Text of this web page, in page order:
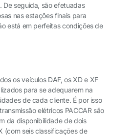
De seguida, são efetuadas
nas estações finais para
está em perfeitas condições de
os veículos DAF, os XD e XF
para se adequarem na
de cada cliente. É por isso
elétricos PACCAR são
da disponibilidade de dois
(com seis classificações de